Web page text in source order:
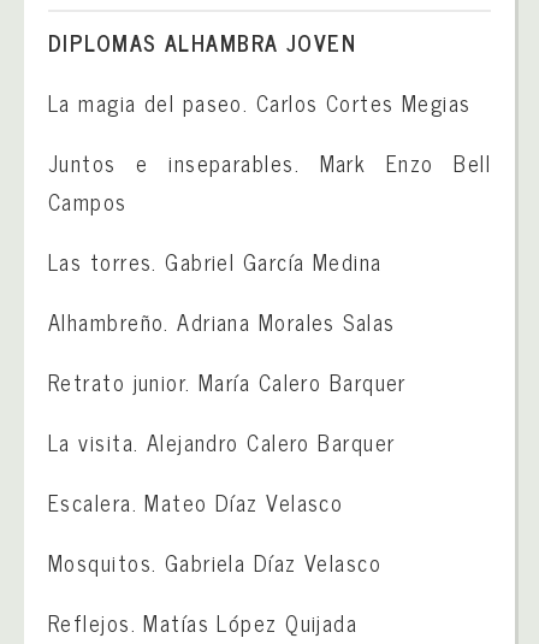
DIPLOMAS ALHAMBRA JOVEN
La magia del paseo. Carlos Cortes Megias
Juntos e inseparables. Mark Enzo Bell
Campos
Las torres. Gabriel García Medina
Alhambreño. Adriana Morales Salas
Retrato junior. María Calero Barquer
La visita. Alejandro Calero Barquer
Escalera. Mateo Díaz Velasco
Mosquitos. Gabriela Díaz Velasco
Reflejos. Matías López Quijada